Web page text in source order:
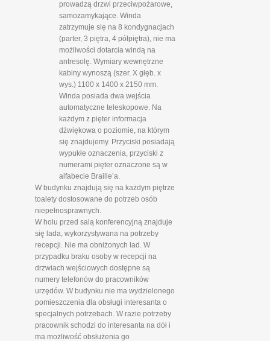
prowadzą drzwi przeciwpożarowe,
samozamykające. Winda
zatrzymuje się na 8 kondygnacjach
(parter, 3 piętra, 4 półpiętra), nie ma
możliwości dotarcia windą na
antresolę. Wymiary wewnętrzne
kabiny wynoszą (szer. X głęb. x
wys.) 1100 x 1400 x 2150 mm.
Winda posiada dwa wejścia
automatyczne teleskopowe. Na
każdym z pięter informacja
dźwiękowa o poziomie, na którym
się znajdujemy. Przyciski posiadają
wypukłe oznaczenia, przyciski z
numerami pięter oznaczone są w
alfabecie Braille’a.
W budynku znajdują się na każdym piętrze
toalety dostosowane do potrzeb osób
niepełnosprawnych.
W holu przed salą konferencyjną znajduje
się lada, wykorzystywana na potrzeby
recepcji. Nie ma obniżonych lad. W
przypadku braku osoby w recepcji na
drzwiach wejściowych dostępne są
numery telefonów do pracowników
urzędów. W budynku nie ma wydzielonego
pomieszczenia dla obsługi interesanta o
specjalnych potrzebach. W razie potrzeby
pracownik schodzi do interesanta na dół i
ma możliwość obsłużenia go